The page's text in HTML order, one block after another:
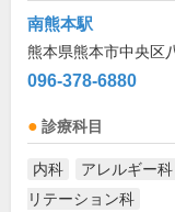
南熊本駅
熊本県熊本市中央区
096-378-6880
診療科目
内科 アレルギー科
リテーション科